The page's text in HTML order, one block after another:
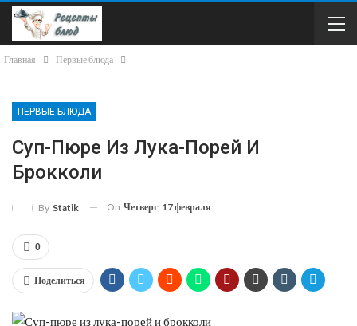
Главная Первые блюда
ПЕРВЫЕ БЛЮДА
Суп-Пюре Из Лука-Порей И
Брокколи
By Statik On Четверг, 17 февраля
0
Поделиться